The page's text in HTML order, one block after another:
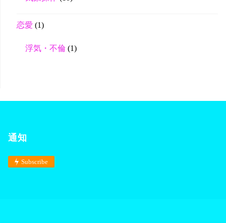
恋愛 (1)
浮気・不倫 (1)
通知
Subscribe